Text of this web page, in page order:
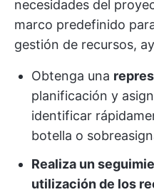
necesidades del
marco predefinido
gestión de recursos,
Obtenga una
planificación y
identificar
botella o
Realiza un
utilización de los